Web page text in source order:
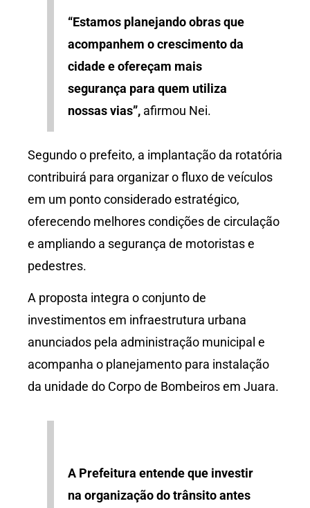
“Estamos planejando obras que
acompanhem o crescimento da
cidade e ofereçam mais
segurança para quem utiliza
nossas vias”, afirmou Nei.
Segundo o prefeito, a implantação da rotatória
contribuirá para organizar o fluxo de veículos
em um ponto considerado estratégico,
oferecendo melhores condições de circulação
e ampliando a segurança de motoristas e
pedestres.
A proposta integra o conjunto de
investimentos em infraestrutura urbana
anunciados pela administração municipal e
acompanha o planejamento para instalação
da unidade do Corpo de Bombeiros em Juara.
A Prefeitura entende que investir
na organização do trânsito antes